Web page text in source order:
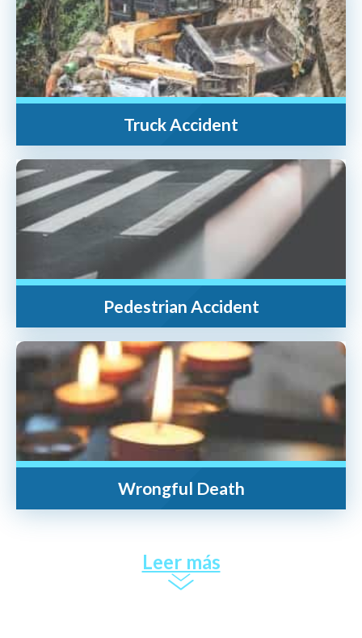
Truck Accident
Pedestrian Accident
Wrongful Death
Leer más